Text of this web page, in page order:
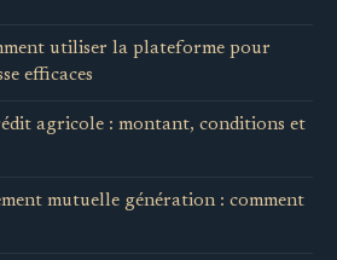
utiliser la plateforme pour
efficaces
agricole : montant, conditions et
mutuelle génération : comment